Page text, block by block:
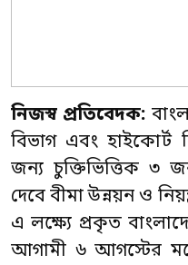
নিজস্ব প্রতিবেদক:
বিভাগ এবং হাইকোর্ট
জন্য চুক্তিভিত্তিক ৩
দেবে বীমা উন্নয়ন ও
এ লক্ষ্যে প্রকৃত
আগামী ৬ আগস্টের